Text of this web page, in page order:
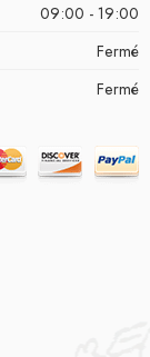
09:00 - 19:00
Fermé
Fermé